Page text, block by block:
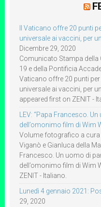
Il Vaticano offre 20 punti
universale ai vaccini, per
Dicembre 29, 2020
Comunicato Stampa
19 e della Pontificia
Vaticano offre 20 punti
universale ai vaccini, per
appeared first on ZENIT -
LEV: “Papa Francesco.
dell’omonimo film di Wim
Volume fotografico a
Viganò e Gianluca della
Francesco. Un uomo di
dell’omonimo film di Wim
ZENIT - Italiano.
Lunedì 4 gennaio 2021:
29, 2020